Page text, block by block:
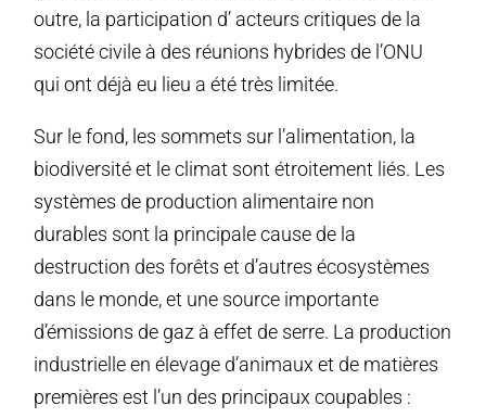
outre, la participation d’ acteurs critiques de la
société civile à des réunions hybrides de l’ONU
qui ont déjà eu lieu a été très limitée.
Sur le fond, les sommets sur l’alimentation, la
biodiversité et le climat sont étroitement liés. Les
systèmes de production alimentaire non
durables sont la principale cause de la
destruction des forêts et d’autres écosystèmes
dans le monde, et une source importante
d’émissions de gaz à effet de serre. La production
industrielle en élevage d’animaux et de matières
premières est l’un des principaux coupables :